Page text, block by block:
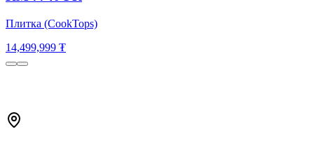
Плитка (CookTops)
14,499,999 ₮